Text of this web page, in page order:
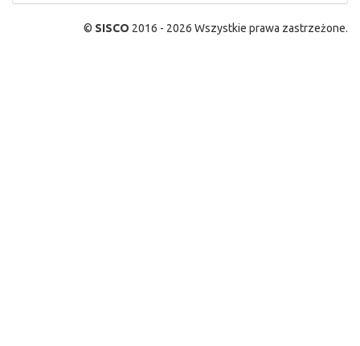
© SISCO 2016 - 2026 Wszystkie prawa zastrzeżone.